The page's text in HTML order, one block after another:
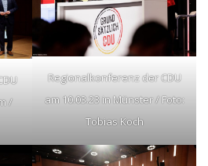
/
Regionalkonferenz der CDU
am 10.03.23 in Münster / Foto:
Tobias Koch